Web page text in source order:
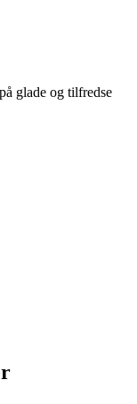
glade og tilfredse